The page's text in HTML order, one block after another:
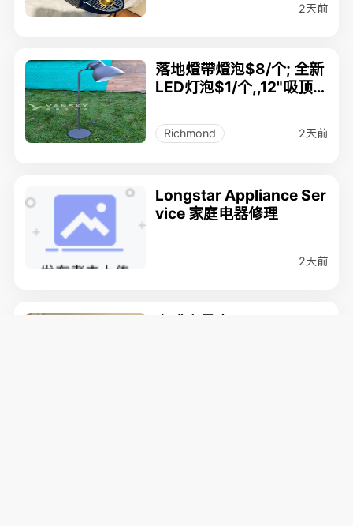
2天前
落地燈帶燈泡$8/个; 全新
LED灯泡$1/个,,12"吸顶
Richmond 2天前
Longstar Appliance Ser
vice 家庭电器修理
2天前
立式电风扇